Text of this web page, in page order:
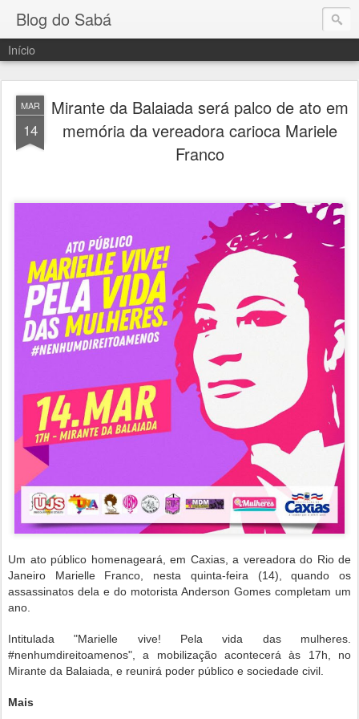
Blog do Sabá
Início
MAR
14
Mirante da Balaiada será palco de ato em
memória da vereadora carioca Mariele
Franco
Um ato público homenageará, em Caxias, a vereadora do Rio de
Janeiro Marielle Franco, nesta quinta-feira (14), quando os
assassinatos dela e do motorista Anderson Gomes completam um
ano.
Intitulada "Marielle vive! Pela vida das mulheres.
#nenhumdireitoamenos", a mobilização acontecerá às 17h, no
Mirante da Balaiada, e reunirá poder público e sociedade civil.
Mais